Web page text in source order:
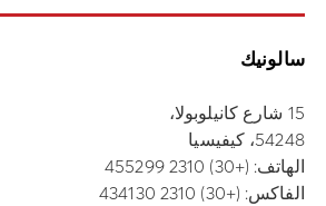
سالونيك
15 شارع كانيلوبولا،
54248، كيفيسيا
الهاتف: (+30) 2310 455299
الفاكس: (+30) 2310 434130